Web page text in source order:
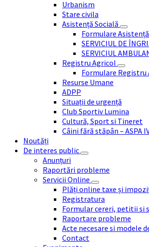
Urbanism
Stare civila
Asistență Socială
Formulare
SERVICIUL DE
SERVICIUL
Registru Agricol
Formulare Registru
Resurse Umane
ADPP
Situații de urgență
Club Sportiv Lumina
Cultură, Sport si Tineret
Câini fără stăpân – ASPA
Noutăți
De interes public
Anunțuri
Raportări probleme
Servicii Online
Plăți online taxe și
Registratura
Formular cereri, petitii si
Raportare probleme
Acte necesare si modele
Contact